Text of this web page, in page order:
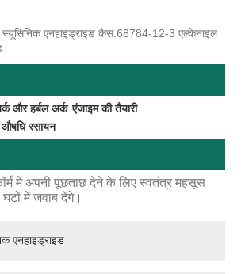
एनहाइड्राइड कैस:68784-12-3 एल्केनाइल
और हर्बल अर्क एंजाइम की तैयारी
औषधि रसायन
में अपनी पूछताछ देने के लिए स्वतंत्र महसूस
में जवाब देंगे।